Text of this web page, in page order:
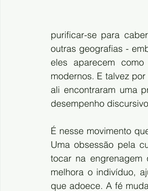
purificar-se para
outras geografias -
eles aparecem
modernos. E talvez
ali encontraram uma
desempenho
É nesse movimento
Uma obsessão pela
tocar na
melhora o indivíduo,
que adoece. A fé